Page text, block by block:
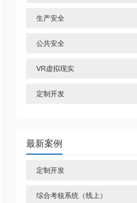
生产安全
公共安全
VR虚拟现实
定制开发
最新案例
定制开发
综合考核系统（线上）